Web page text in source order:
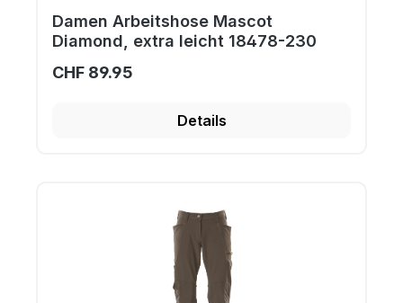
Damen Arbeitshose Mascot
Diamond, extra leicht 18478-230
CHF 89.95
Details